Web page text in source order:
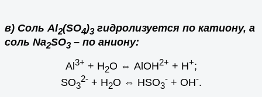
в) Соль Al2(SO4)3гидролизуется по катиону, а
соль Na2SO3– по аниону:
Al3+ + H2O ⇔ AlOH2+ + H+;
SO3
2-+ H2O ⇔ HSO3
-+ ОH-.